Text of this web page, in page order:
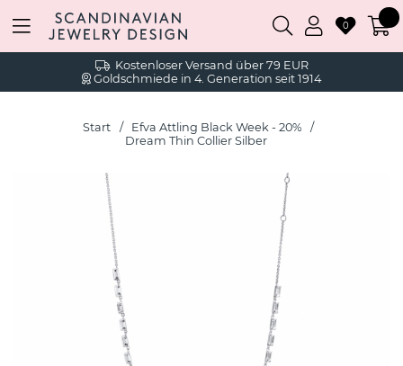
Kostenloser Versand über 79 EUR
Goldschmiede in 4. Generation seit 1914
0
Start
Efva Attling Black Week - 20%
Dream Thin Collier Silber